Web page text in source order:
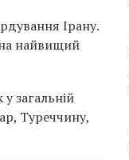
Ірану.
на найвищий
загальній
Туреччину,